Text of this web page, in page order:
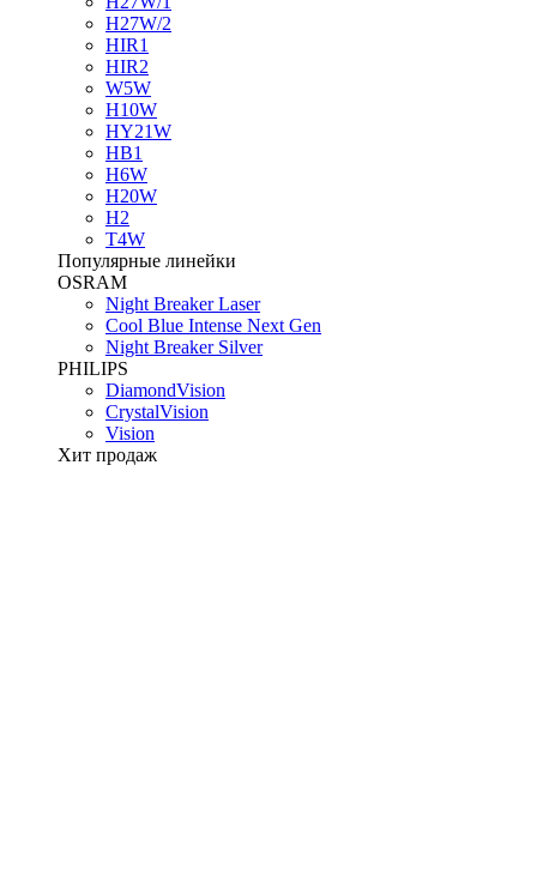
H27W/2
HIR1
HIR2
W5W
H10W
HY21W
HB1
H6W
H20W
H2
T4W
Популярные линейки
OSRAM
Night Breaker Laser
Cool Blue Intense Next Gen
Night Breaker Silver
PHILIPS
DiamondVision
CrystalVision
Vision
Хит продаж